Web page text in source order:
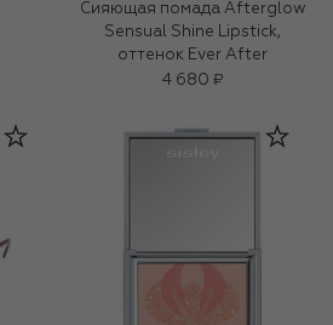
Сияющая помада Afterglow
Sensual Shine Lipstick,
оттенок Ever After
4 680 ₽